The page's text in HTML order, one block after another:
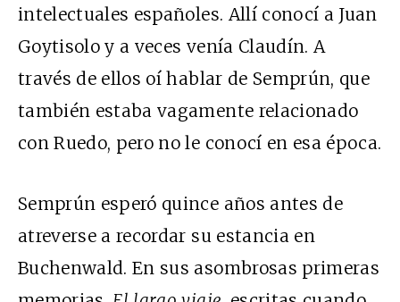
intelectuales españoles. Allí conocí a Juan
Goytisolo y a veces venía Claudín. A
través de ellos oí hablar de Semprún, que
también estaba vagamente relacionado
con Ruedo, pero no le conocí en esa época.
Semprún esperó quince años antes de
atreverse a recordar su estancia en
Buchenwald. En sus asombrosas primeras